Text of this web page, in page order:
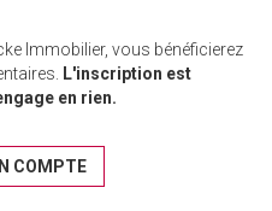
Immobilier, vous bénéficierez
L'inscription est
en rien.
COMPTE